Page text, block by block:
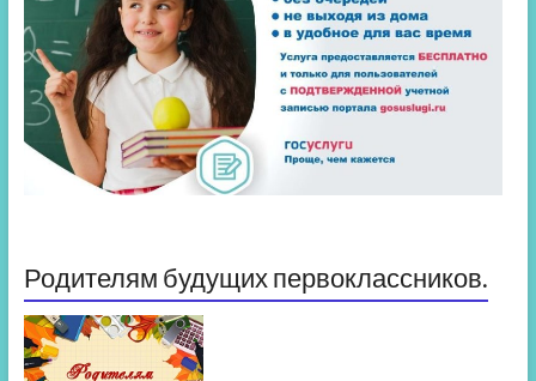
Родителям будущих первоклассников.